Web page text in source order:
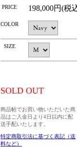
PRICE 198,000円(税
COLOR
SIZE
SOLD OUT
商品帖でお買い物いただいた商
品はご入金日より4日以内に配
送手配いたします。
特定商取引法に基づく表記（送
料など）